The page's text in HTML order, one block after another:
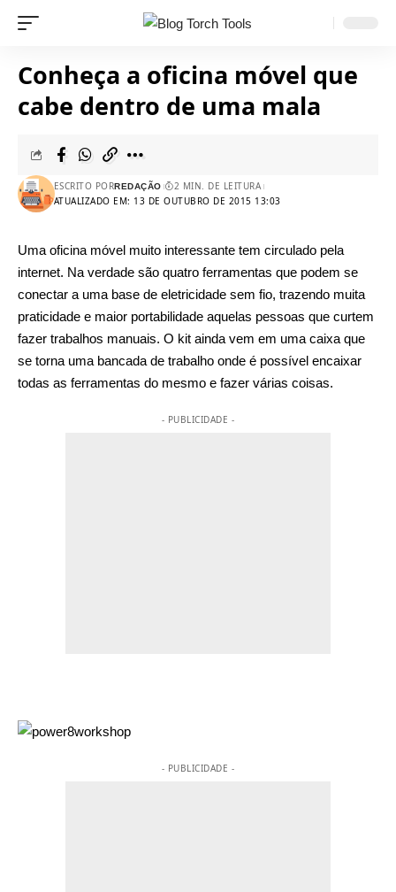
Conheça a oficina móvel que
cabe dentro de uma mala
ATUALIZADO EM: 13 DE OUTUBRO DE 2015 13:03
ESCRITO PORREDAÇÃO 2 MIN. DE LEITURA
Uma oficina móvel muito interessante tem circulado pela
internet. Na verdade são quatro ferramentas que podem se
conectar a uma base de eletricidade sem fio, trazendo muita
praticidade e maior portabilidade aquelas pessoas que curtem
fazer trabalhos manuais. O kit ainda vem em uma caixa que
se torna uma bancada de trabalho onde é possível encaixar
todas as ferramentas do mesmo e fazer várias coisas.
- PUBLICIDADE -
- PUBLICIDADE -